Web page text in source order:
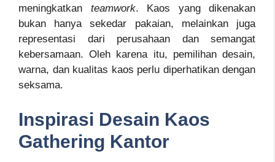
meningkatkan teamwork. Kaos yang dikenakan
bukan hanya sekedar pakaian, melainkan juga
representasi dari perusahaan dan semangat
kebersamaan. Oleh karena itu, pemilihan desain,
warna, dan kualitas kaos perlu diperhatikan dengan
seksama.
Inspirasi Desain Kaos
Gathering Kantor